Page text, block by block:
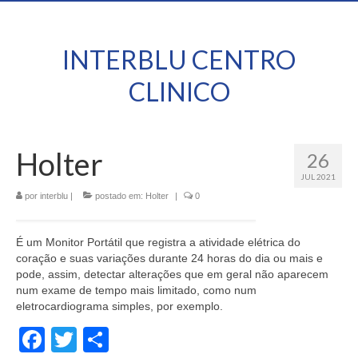
INTERBLU CENTRO
CLINICO
26
JUL 2021
Holter
por interblu | postado em: Holter | 0
É um Monitor Portátil que registra a atividade elétrica do
coração e suas variações durante 24 horas do dia ou mais e
pode, assim, detectar alterações que em geral não aparecem
num exame de tempo mais limitado, como num
eletrocardiograma simples, por exemplo.
Facebook
Twitter